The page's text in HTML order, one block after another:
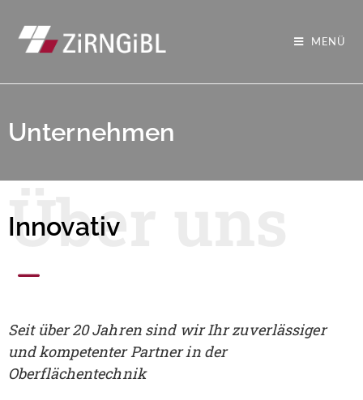
MENÜ
Unternehmen
Über uns
Innovativ
Seit über 20 Jahren sind wir Ihr zuverlässiger
und kompetenter Partner in der
Oberflächentechnik